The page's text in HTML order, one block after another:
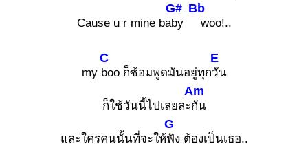
Cause u r mine ba
G#
by
Bb
woo!..
my
C
boo ก็ซ้อมพูดมันอยู่ทุก
E
วัน
ก็ใช้วันนี้ไปเลยละ
Am
กัน
และใครคนนั้นที่จะให้
G
ฟัง ต้องเป็นเธอ..